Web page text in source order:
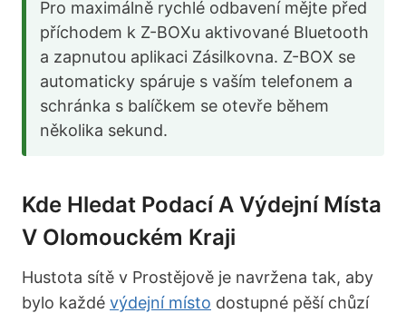
Pro maximálně rychlé odbavení mějte před
příchodem k Z-BOXu aktivované Bluetooth
a zapnutou aplikaci Zásilkovna. Z-BOX se
automaticky spáruje s vaším telefonem a
schránka s balíčkem se otevře během
několika sekund.
Kde Hledat Podací A Výdejní Místa
V Olomouckém Kraji
Hustota sítě v Prostějově je navržena tak, aby
bylo každé výdejní místo dostupné pěší chůzí